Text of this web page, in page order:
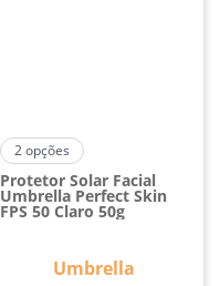
2opções
Protetor Solar Facial
Umbrella Perfect Skin
FPS 50 Claro 50g
Umbrella